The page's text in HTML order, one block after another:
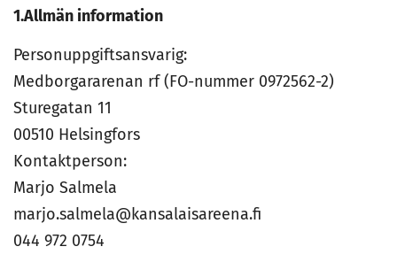
1.Allmän information
Personuppgiftsansvarig:
Medborgararenan rf (FO-nummer 0972562-2)
Sturegatan 11
00510 Helsingfors
Kontaktperson:
Marjo Salmela
marjo.salmela@kansalaisareena.fi
044 972 0754